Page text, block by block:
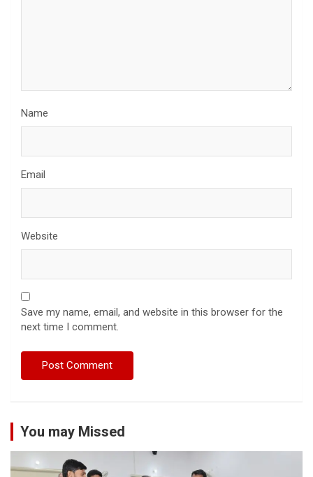
Name
Email
Website
Save my name, email, and website in this browser for the
next time I comment.
You may Missed